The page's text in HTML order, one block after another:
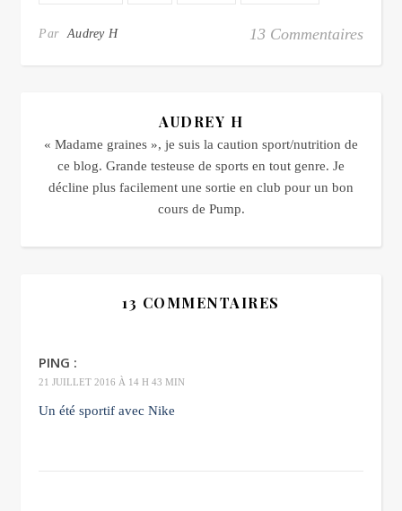
ParAudrey H 13 Commentaires
AUDREY H
« Madame graines », je suis la caution sport/nutrition de
ce blog. Grande testeuse de sports en tout genre. Je
décline plus facilement une sortie en club pour un bon
cours de Pump.
13 COMMENTAIRES
PING :
21 JUILLET 2016 À 14 H 43 MIN
Un été sportif avec Nike